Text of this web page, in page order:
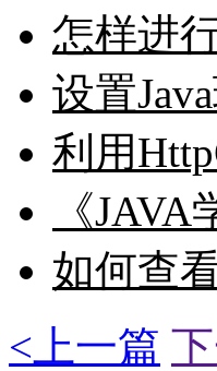
怎样进
设置
利用
《
如何查
<上一篇